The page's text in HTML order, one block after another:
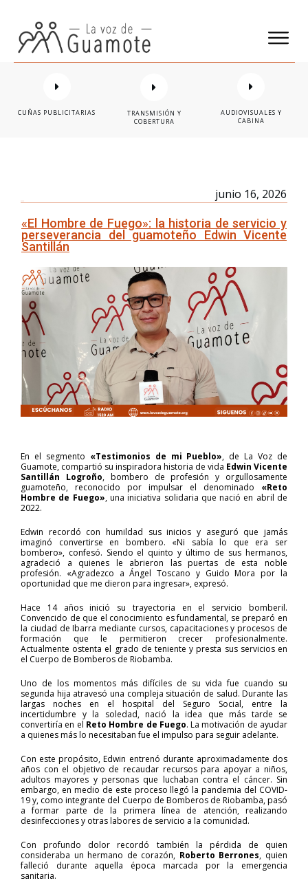
CUÑAS PUBLICITARIAS
TRANSMISIÓN Y
COBERTURA
AUDIOVISUALES Y
CABINA
junio 16, 2026
«El Hombre de Fuego»: la historia de servicio y
perseverancia del guamoteño Edwin Vicente
Santillán
En el segmento «Testimonios de mi Pueblo», de La Voz de
Guamote, compartió su inspiradora historia de vida Edwin Vicente
Santillán Logroño, bombero de profesión y orgullosamente
guamoteño, reconocido por impulsar el denominado «Reto
Hombre de Fuego», una iniciativa solidaria que nació en abril de
2022.
Edwin recordó con humildad sus inicios y aseguró que jamás
imaginó convertirse en bombero. «Ni sabía lo que era ser
bombero», confesó. Siendo el quinto y último de sus hermanos,
agradeció a quienes le abrieron las puertas de esta noble
profesión. «Agradezco a Ángel Toscano y Guido Mora por la
oportunidad que me dieron para ingresar», expresó.
Hace 14 años inició su trayectoria en el servicio bomberil.
Convencido de que el conocimiento es fundamental, se preparó en
la ciudad de Ibarra mediante cursos, capacitaciones y procesos de
formación que le permitieron crecer profesionalmente.
Actualmente ostenta el grado de teniente y presta sus servicios en
el Cuerpo de Bomberos de Riobamba.
Uno de los momentos más difíciles de su vida fue cuando su
segunda hija atravesó una compleja situación de salud. Durante las
largas noches en el hospital del Seguro Social, entre la
incertidumbre y la soledad, nació la idea que más tarde se
convertiría en el Reto Hombre de Fuego. La motivación de ayudar
a quienes más lo necesitaban fue el impulso para seguir adelante.
Con este propósito, Edwin entrenó durante aproximadamente dos
años con el objetivo de recaudar recursos para apoyar a niños,
adultos mayores y personas que luchaban contra el cáncer. Sin
embargo, en medio de este proceso llegó la pandemia del COVID-
19 y, como integrante del Cuerpo de Bomberos de Riobamba, pasó
a formar parte de la primera línea de atención, realizando
desinfecciones y otras labores de servicio a la comunidad.
Con profundo dolor recordó también la pérdida de quien
consideraba un hermano de corazón, Roberto Berrones, quien
falleció durante aquella época marcada por la emergencia
sanitaria.